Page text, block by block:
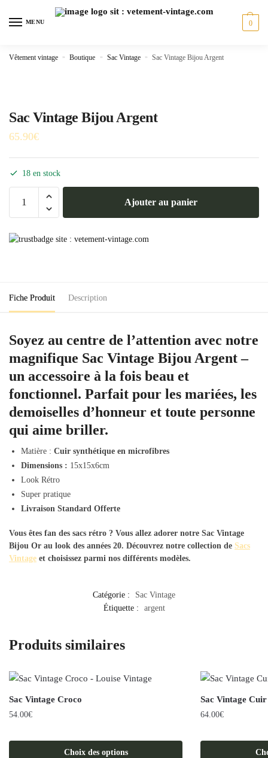
MENU 0
Vêtement vintage » Boutique » Sac Vintage » Sac Vintage Bijou Argent
Sac Vintage Bijou Argent
65.90€
18 en stock
Vintage
Ajouter au panier
Fiche Produit Description
Soyez au centre de l’attention avec notre
magnifique Sac Vintage Bijou Argent –
un accessoire à la fois beau et
fonctionnel. Parfait pour les mariées, les
demoiselles d’honneur et toute personne
qui aime briller.
Matière : Cuir synthétique en microfibres
Dimensions : 15x15x6cm
Look Rétro
Super pratique
Livraison Standard Offerte
Vous êtes fan des sacs rétro ? Vous allez adorer notre Sac Vintage
Bijou Or au look des années 20. Découvrez notre collection de Sacs
Vintage et choisissez parmi nos différents modèles.
Catégorie :
Sac Vintage
Étiquette :
argent
Produits similaires
Sac Vintage Croco
54.00€
Choix des options
Sac Vintage Cuir
64.00€